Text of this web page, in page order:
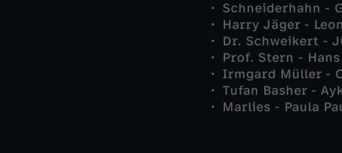
Schneiderhahn -
Harry Jäger -
Dr. Schweikert -
Prof. Stern -
Irmgard Müller -
Tufan Basher -
Marlies - Paula